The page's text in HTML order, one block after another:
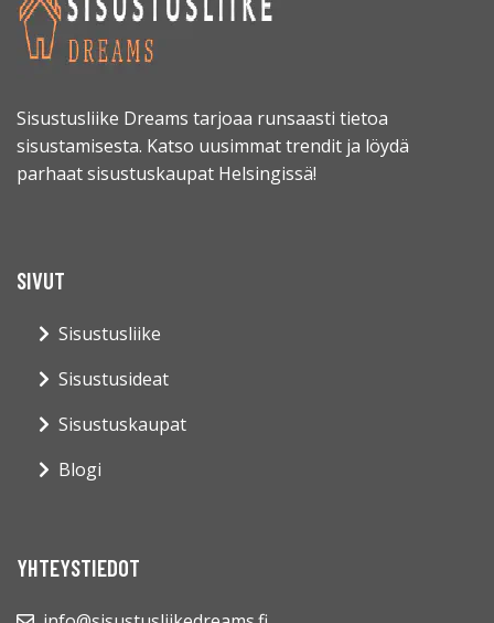
Sisustusliike Dreams tarjoaa runsaasti tietoa
sisustamisesta. Katso uusimmat trendit ja löydä
parhaat sisustuskaupat Helsingissä!
SIVUT
Sisustusliike
Sisustusideat
Sisustuskaupat
Blogi
YHTEYSTIEDOT